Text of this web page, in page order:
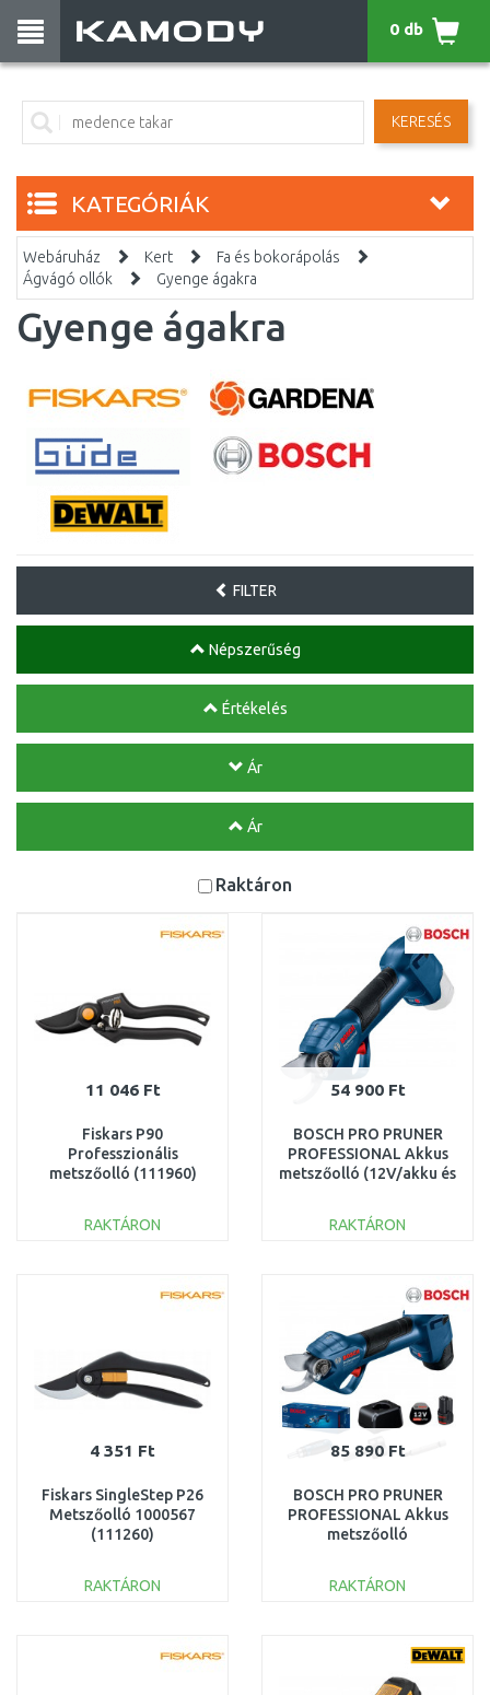
KERESÉS
0 db
KATEGÓRIÁK
Webáruház Kert
Fa és bokorápolás
Ágvágó ollók
Gyenge ágakra
Gyenge ágakra
FILTER
Népszerűség
Értékelés
Ár
Ár
Raktáron
11 046 Ft
Fiskars P90
Professzionális
metszőolló (111960)
RAKTÁRON
Összehasonlítás
54 900 Ft
BOSCH PRO PRUNER
PROFESSIONAL Akkus
metszőolló (12V/akku és
06019K1020
RAKTÁRON
Összehasonlítás
4 351 Ft
Fiskars SingleStep P26
Metszőolló 1000567
(111260)
RAKTÁRON
Összehasonlítás
85 890 Ft
BOSCH PRO PRUNER
PROFESSIONAL Akkus
metszőolló
06019K1021
RAKTÁRON
Összehasonlítás